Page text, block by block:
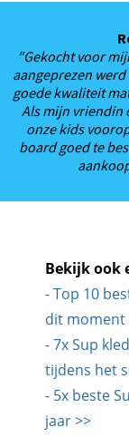
"Gekocht voor
aangeprezen
goede kwaliteit
Als mijn vriendin
onze kids
board goed te
Bekijk ook
- Top 10
dit moment
- 7x Sup
tijdens het
- 5x beste
jaar >>